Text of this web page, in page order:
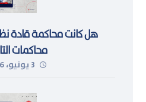
هل كانت محاكمة قادة
محاكمات
3 يونيو، 2026